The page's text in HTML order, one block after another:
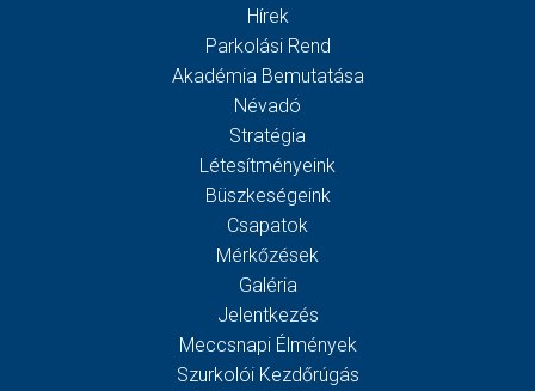
Hírek
Parkolási Rend
Akadémia Bemutatása
Névadó
Stratégia
Létesítményeink
Büszkeségeink
Csapatok
Mérkőzések
Galéria
Jelentkezés
Meccsnapi Élmények
Szurkolói Kezdőrúgás